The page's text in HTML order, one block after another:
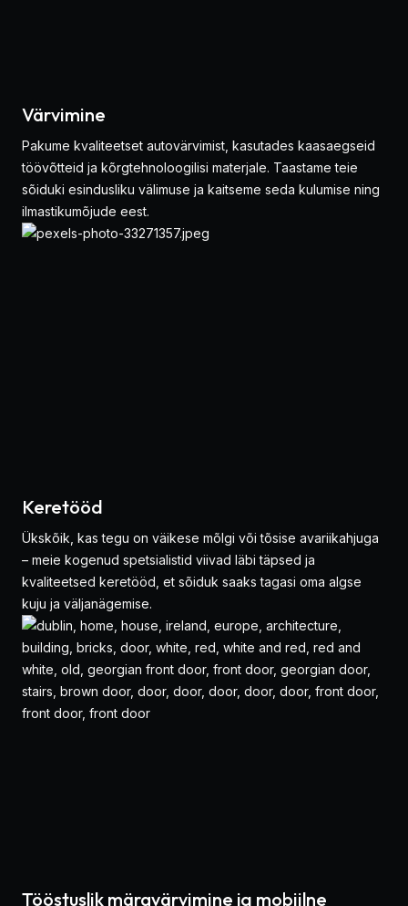
Värvimine
Pakume kvaliteetset autovärvimist, kasutades kaasaegseid
töövõtteid ja kõrgtehnoloogilisi materjale. Taastame teie
sõiduki esindusliku välimuse ja kaitseme seda kulumise ning
ilmastikumõjude eest.
Keretööd
Ükskõik, kas tegu on väikese mõlgi või tõsise avariikahjuga
– meie kogenud spetsialistid viivad läbi täpsed ja
kvaliteetsed keretööd, et sõiduk saaks tagasi oma algse
kuju ja väljanägemise.
Tööstuslik märgvärvimine ja mobiilne